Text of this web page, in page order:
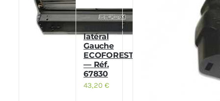
Ventilateur
latéral
Gauche
ECOFOREST
— Réf.
67830
43,20€